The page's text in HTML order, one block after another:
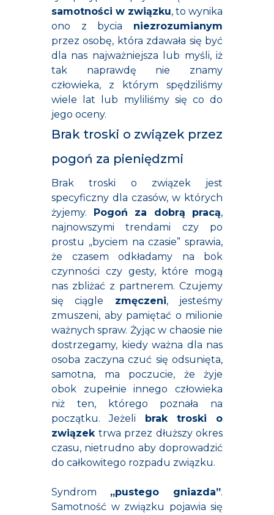
samotności w związku, to wynika
ono z bycia niezrozumianym
przez osobę, która zdawała się być
dla nas najważniejsza lub myśli, iż
tak naprawdę nie znamy
człowieka, z którym spędziliśmy
wiele lat lub myliliśmy się co do
jego oceny.
Brak troski o związek przez
pogoń za pieniędzmi
Brak troski o związek jest
specyficzny dla czasów, w których
żyjemy. Pogoń za dobrą pracą,
najnowszymi trendami czy po
prostu „byciem na czasie” sprawia,
że czasem odkładamy na bok
czynności czy gesty, które mogą
nas zbliżać z partnerem. Czujemy
się ciągle zmęczeni, jesteśmy
zmuszeni, aby pamiętać o milionie
ważnych spraw. Żyjąc w chaosie nie
dostrzegamy, kiedy ważna dla nas
osoba zaczyna czuć się odsunięta,
samotna, ma poczucie, że żyje
obok zupełnie innego człowieka
niż ten, którego poznała na
początku. Jeżeli brak troski o
związektrwa przez dłuższy okres
czasu, nietrudno aby doprowadzić
do całkowitego rozpadu związku.
Syndrom „pustego gniazda”.
Samotność w związku pojawia się